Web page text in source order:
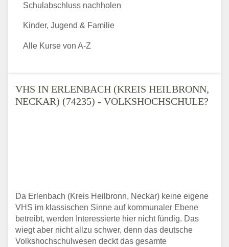
VHS IN ERLENBACH (KREIS HEILBRONN,
NECKAR) (74235) - VOLKSHOCHSCHULE?
Da Erlenbach (Kreis Heilbronn, Neckar) keine eigene
VHS im klassischen Sinne auf kommunaler Ebene
betreibt, werden Interessierte hier nicht fündig. Das
wiegt aber nicht allzu schwer, denn das deutsche
Volkshochschulwesen deckt das gesamte
Schulabschluss nachholen
Kinder, Jugend & Familie
Alle Kurse von A-Z